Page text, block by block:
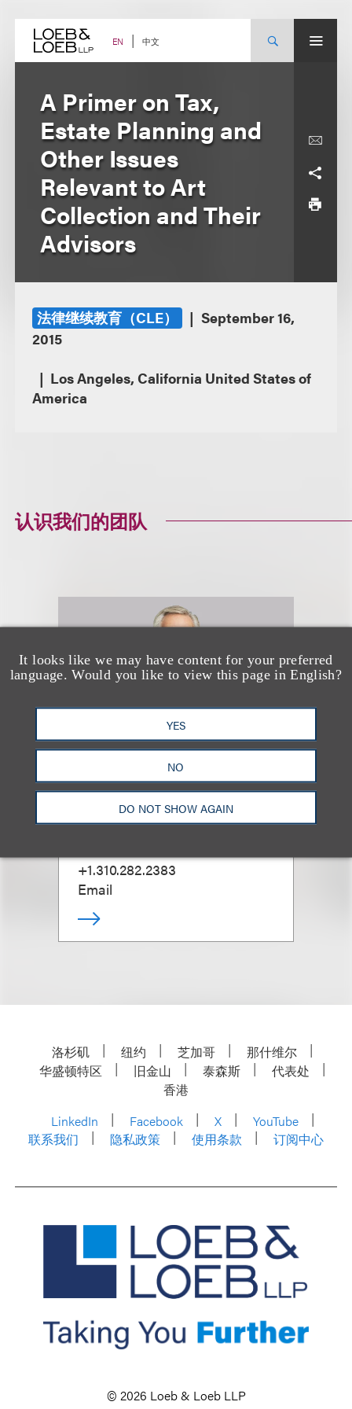
content EN 中文
It looks like we may have content for your preferred
language. Would you like to view this page in English?
YES
NO
DO NOT SHOW AGAIN
A Primer on Tax,
Estate Planning and
Other Issues
Relevant to Art
Collection and Their
Advisors
法律继续教育（CLE）
September 16,
2015
Los Angeles, California United States of
America
认识我们的团队
Paul N. Frimmer
+1.310.282.2383
Email
洛杉矶 纽约 芝加哥
那什维尔
华盛顿特区
旧金山 泰森斯
代表处
香港
LinkedIn
Facebook X
YouTube
联系我们
隐私政策 使用条款 订阅中心
© 2026 Loeb & Loeb LLP